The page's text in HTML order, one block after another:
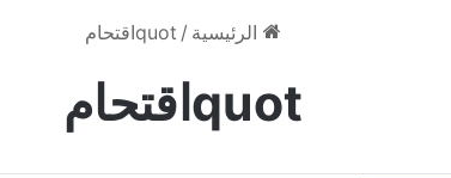
الرئيسية / quotاقتحام
quotاقتحام